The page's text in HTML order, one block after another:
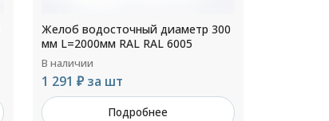
Желоб водосточный диаметр 300
мм L=2000мм RAL RAL 6005
В наличии
1 291 ₽ за шт
Подробнее